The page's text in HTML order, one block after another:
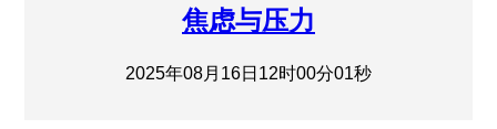
焦虑与压力
2025年08月16日12时00分01秒